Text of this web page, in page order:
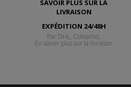
EXPÉDITION 24/48H
Par DHL, Colissimo,
En savoir plus sur la livraison